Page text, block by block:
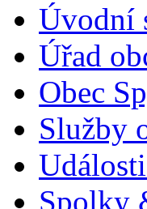
Úvodní
Úřad
Obec
Služby
Spolky